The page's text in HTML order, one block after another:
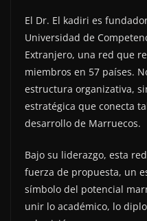
El Dr. El kadiri es
Universidad de
Extranjero, una red que
miembros en 57 países.
estructura organizativa,
estratégica que conecta
desarrollo de Marruecos.
Bajo su liderazgo, esta
fuerza de propuesta, un
símbolo del potencial
unir lo académico, lo